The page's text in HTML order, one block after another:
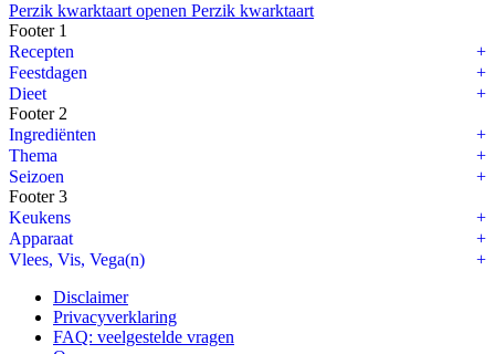
Perzik kwarktaart openen Perzik kwarktaart
Footer 1
Recepten
Feestdagen
Dieet
Footer 2
Ingrediënten
Thema
Seizoen
Footer 3
Keukens
Apparaat
Vlees, Vis, Vega(n)
Disclaimer
Privacyverklaring
FAQ: veelgestelde vragen